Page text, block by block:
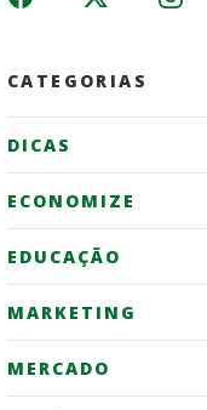
CATEGORIAS
DICAS
ECONOMIZE
EDUCAÇÃO
MARKETING
MERCADO